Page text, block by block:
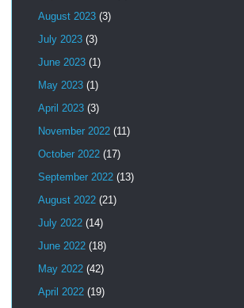
August 2023 (3)
July 2023 (3)
June 2023 (1)
May 2023 (1)
April 2023 (3)
November 2022 (11)
October 2022 (17)
September 2022 (13)
August 2022 (21)
July 2022 (14)
June 2022 (18)
May 2022 (42)
April 2022 (19)